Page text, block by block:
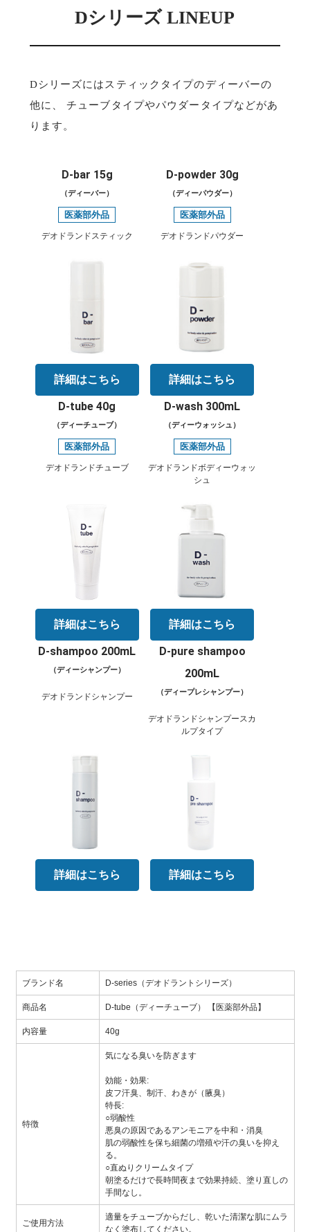
Dシリーズ LINEUP
Dシリーズにはスティックタイプのディーバーの
他に、
チューブタイプやパウダータイプなどがあ
ります。
D-bar 15g
（ディーバー）
医薬部外品
デオドランドスティック
詳細はこちら
D-powder 30g
（ディーパウダー）
医薬部外品
デオドランドパウダー
詳細はこちら
D-tube 40g
（ディーチューブ）
医薬部外品
デオドランドチューブ
詳細はこちら
D-wash 300mL
（ディーウォッシュ）
医薬部外品
デオドランドボディーウォッ
シュ
詳細はこちら
D-shampoo 200mL
（ディーシャンプー）
デオドランドシャンプー
詳細はこちら
D-pure shampoo
200mL
（ディープレシャンプー）
デオドランドシャンプースカ
ルプタイプ
詳細はこちら
ブランド名 D-series（デオドラントシリーズ）
商品名 D-tube（ディーチューブ） 【医薬部外品】
内容量 40g
特徴
気になる臭いを防ぎます
効能・効果:
皮フ汗臭、制汗、わきが（腋臭）
特長:
○弱酸性
悪臭の原因であるアンモニアを中和・消臭
肌の弱酸性を保ち細菌の増殖や汗の臭いを抑え
る。
○直ぬりクリームタイプ
朝塗るだけで長時間夜まで効果持続、塗り直しの
手間なし。
ご使用方法
適量をチューブからだし、乾いた清潔な肌にムラ
なく塗布してください。